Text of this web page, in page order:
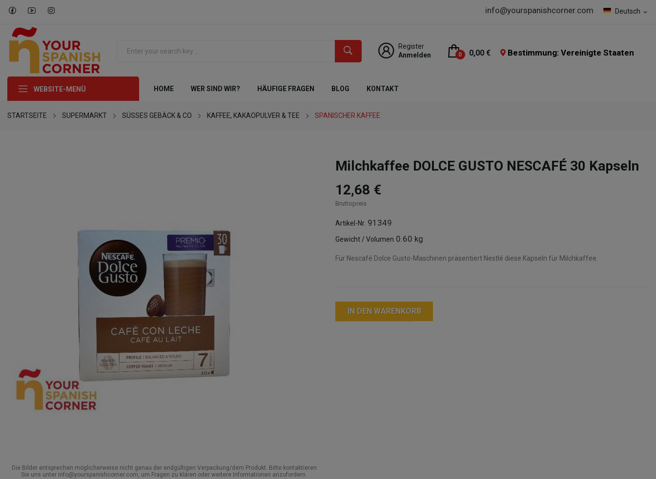
Deutsch expand_more
info@yourspanishcorner.com
Register
Anmelden
0 0,00 € Bestimmung: Vereinigte Staaten
WEBSITE-MENÜ HOME WER SIND WIR? HÄUFIGE FRAGEN BLOG KONTAKT
STARTSEITE SUPERMARKT SÜSSES GEBÄCK & CO KAFFEE, KAKAOPULVER & TEE SPANISCHER KAFFEE
Die Bilder entsprechen möglicherweise nicht genau der endgültigen Verpackung/dem Produkt. Bitte kontaktieren
Sie uns unter info@yourspanishcorner.com, um Fragen zu klären oder weitere Informationen anzufordern.
Milchkaffee DOLCE GUSTO NESCAFÉ 30 Kapseln
12,68 €
Bruttopreis
Artikel-Nr. 91349
Gewicht / Volumen 0.60 kg
Für Nescafé Dolce Gusto-Maschinen präsentiert Nestlé diese Kapseln für Milchkaffee.
IN DEN WARENKORB